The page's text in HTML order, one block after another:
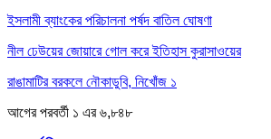
ইসলামী ব্যাংকের পরিচালনা পর্ষদ বাতিল ঘোষণা
নীল ঢেউয়ের জোয়ারে গোল করে ইতিহাস কুরাসাওয়ের
রাঙামাটির বরকলে নৌকাডুবি, নিখোঁজ ১
আগেরপরবর্তী ১ এর ৬,৮৪৮